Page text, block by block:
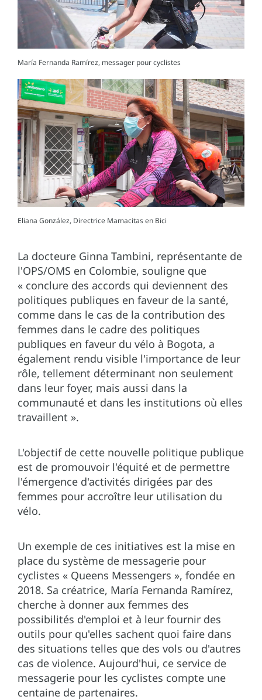
María Fernanda Ramírez, messager pour cyclistes
Eliana González, Directrice Mamacitas en Bici
La docteure Ginna Tambini, représentante de
l'OPS/OMS en Colombie, souligne que
« conclure des accords qui deviennent des
politiques publiques en faveur de la santé,
comme dans le cas de la contribution des
femmes dans le cadre des politiques
publiques en faveur du vélo à Bogota, a
également rendu visible l'importance de leur
rôle, tellement déterminant non seulement
dans leur foyer, mais aussi dans la
communauté et dans les institutions où elles
travaillent ».
L'objectif de cette nouvelle politique publique
est de promouvoir l'équité et de permettre
l'émergence d'activités dirigées par des
femmes pour accroître leur utilisation du
vélo.
Un exemple de ces initiatives est la mise en
place du système de messagerie pour
cyclistes « Queens Messengers », fondée en
2018. Sa créatrice, María Fernanda Ramírez,
cherche à donner aux femmes des
possibilités d'emploi et à leur fournir des
outils pour qu'elles sachent quoi faire dans
des situations telles que des vols ou d'autres
cas de violence. Aujourd'hui, ce service de
messagerie pour les cyclistes compte une
centaine de partenaires.